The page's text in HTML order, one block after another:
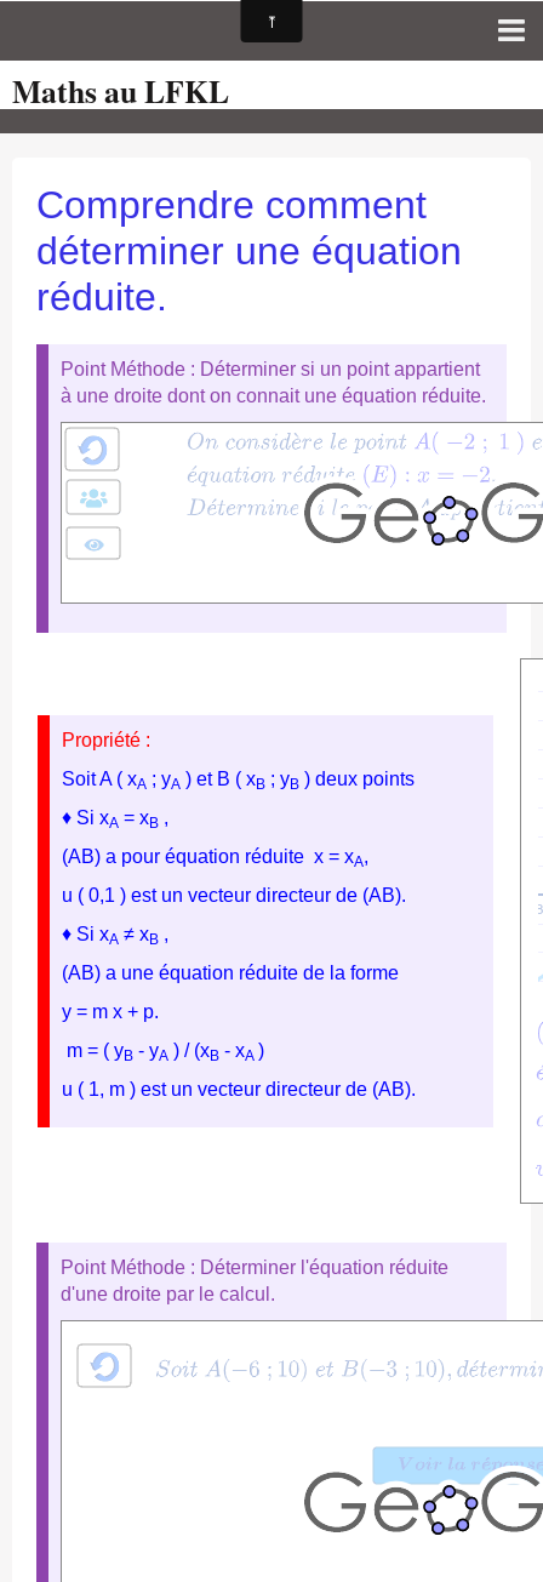
Page d'accueil
Pour les Profs
auto-évaluations
TICE
Programmes officiels
Maths au LFKL
Comprendre comment
déterminer une équation
réduite.
Point Méthode : Déterminer si un point appartient
à une droite dont on connait une équation réduite.
Propriété :
Soit A ( xA ; yA ) et B ( xB ; yB ) deux points
♦ Si xA = xB ,
(AB) a pour équation réduite x = xA,
u ( 0,1 ) est un vecteur directeur de (AB).
♦ Si xA ≠ xB ,
(AB) a une équation réduite de la forme
y = m x + p.
m = ( yB - yA ) / (xB - xA )
u ( 1, m ) est un vecteur directeur de (AB).
Point Méthode : Déterminer l'équation réduite
d'une droite par le calcul.